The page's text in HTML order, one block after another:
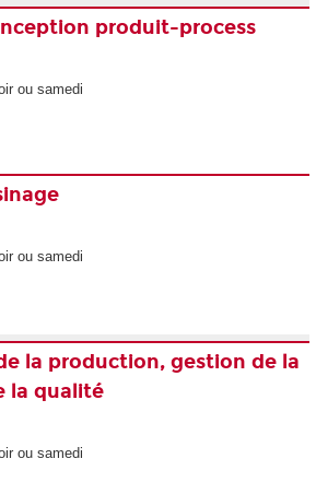
produit-process
ou samedi
ou samedi
la production, gestion de la
la qualité
ou samedi